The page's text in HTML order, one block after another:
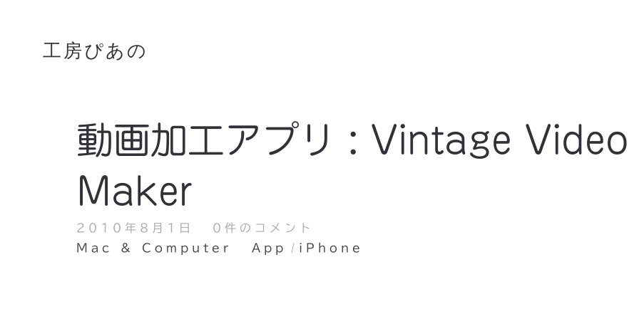
工房ぴあの
動画加工アプリ : Vintage Video
Maker
2010年8月1日
0件のコメント
Mac & Computer
App iPhone